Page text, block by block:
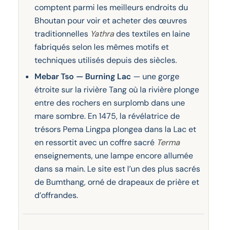
comptent parmi les meilleurs endroits du
Bhoutan pour voir et acheter des œuvres
traditionnelles Yathrades textiles en laine
fabriqués selon les mêmes motifs et
techniques utilisés depuis des siècles.
Mebar Tso — Burning Lac — une gorge
étroite sur la rivière Tang où la rivière plonge
entre des rochers en surplomb dans une
mare sombre. En 1475, la révélatrice de
trésors Pema Lingpa plongea dans la Lac et
en ressortit avec un coffre sacré Terma
enseignements, une lampe encore allumée
dans sa main. Le site est l’un des plus sacrés
de Bumthang, orné de drapeaux de prière et
d’offrandes.